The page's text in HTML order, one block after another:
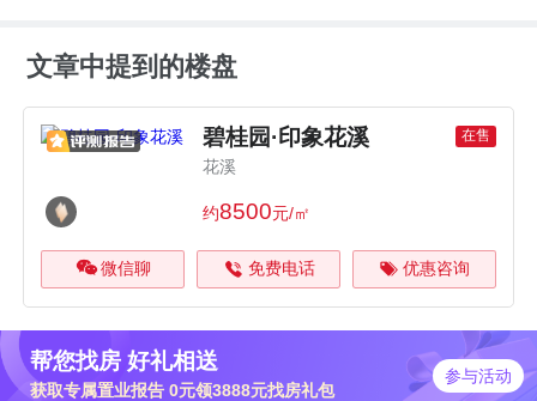
文章中提到的楼盘
碧桂园·印象花溪 在售
花溪
约8500元/㎡
微信聊 免费电话 优惠咨询
帮您找房 好礼相送
获取专属置业报告 0元领3888元找房礼包
参与活动